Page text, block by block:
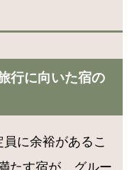
行に向いた宿の
に余裕があるこ
たす宿が、グルー